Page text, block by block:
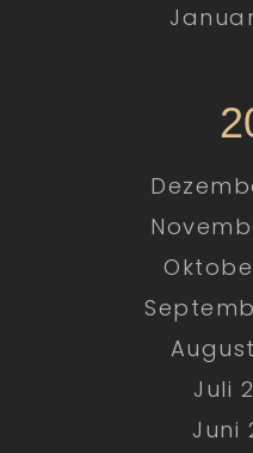
Juli
Juni